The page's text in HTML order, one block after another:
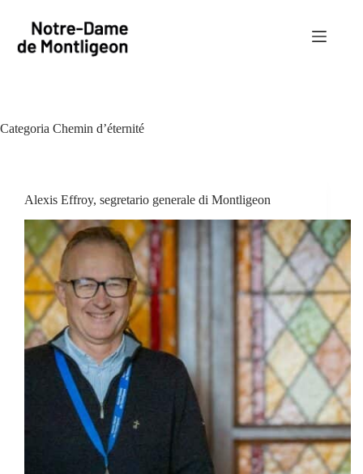
contenuto
Categoria Chemin d’éternité
Alexis Effroy, segretario generale di Montligeon